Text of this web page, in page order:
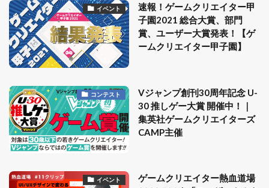
イベント
速報！ゲームクリエイター甲
子園2021 総合大賞、部門
賞、ユーザー大賞発表！【ゲ
ームクリエイター甲子園】
コンテスト
Vジャンプ創刊30周年記念 U-
30 推しゲー大賞 開催中！｜
集英社ゲームクリエイターズ
CAMP主催
イベント
ゲームクリエイター熱血道場